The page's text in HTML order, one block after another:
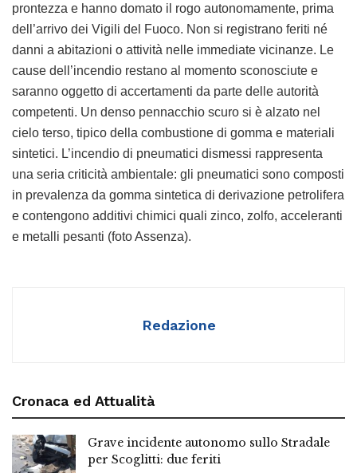
prontezza e hanno domato il rogo autonomamente, prima
dell’arrivo dei Vigili del Fuoco. Non si registrano feriti né
danni a abitazioni o attività nelle immediate vicinanze. Le
cause dell’incendio restano al momento sconosciute e
saranno oggetto di accertamenti da parte delle autorità
competenti. Un denso pennacchio scuro si è alzato nel
cielo terso, tipico della combustione di gomma e materiali
sintetici. L’incendio di pneumatici dismessi rappresenta
una seria criticità ambientale: gli pneumatici sono composti
in prevalenza da gomma sintetica di derivazione petrolifera
e contengono additivi chimici quali zinco, zolfo, acceleranti
e metalli pesanti (foto Assenza).
Redazione
Cronaca ed Attualità
Grave incidente autonomo sullo Stradale
per Scoglitti: due feriti